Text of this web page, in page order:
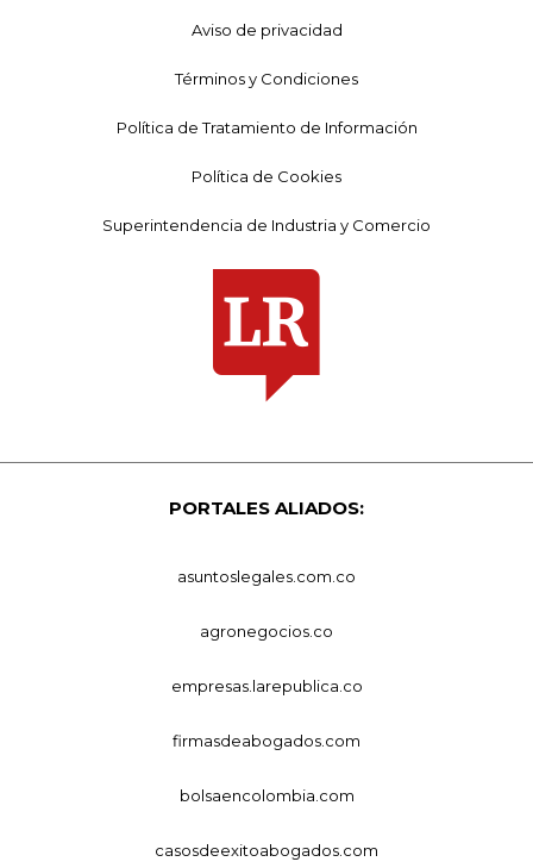
Aviso de privacidad
Términos y Condiciones
Política de Tratamiento de Información
Política de Cookies
Superintendencia de Industria y Comercio
PORTALES ALIADOS:
asuntoslegales.com.co
agronegocios.co
empresas.larepublica.co
firmasdeabogados.com
bolsaencolombia.com
casosdeexitoabogados.com